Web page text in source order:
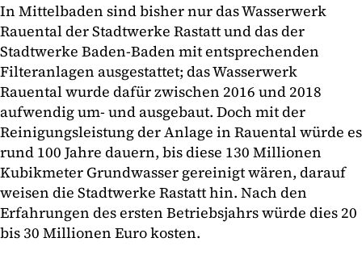
In Mittelbaden sind bisher nur das Wasserwerk
Rauental der Stadtwerke Rastatt und das der
Stadtwerke Baden-Baden mit entsprechenden
Filteranlagen ausgestattet; das Wasserwerk
Rauental wurde dafür zwischen 2016 und 2018
aufwendig um- und ausgebaut. Doch mit der
Reinigungsleistung der Anlage in Rauental würde es
rund 100 Jahre dauern, bis diese 130 Millionen
Kubikmeter Grundwasser gereinigt wären, darauf
weisen die Stadtwerke Rastatt hin. Nach den
Erfahrungen des ersten Betriebsjahrs würde dies 20
bis 30 Millionen Euro kosten.